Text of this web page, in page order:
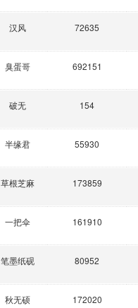
汉风 72635
臭蛋哥 692151
破无 154
半缘君 55930
草根芝麻 173859
一把伞 161910
笔墨纸砚 80952
秋无硕 172020